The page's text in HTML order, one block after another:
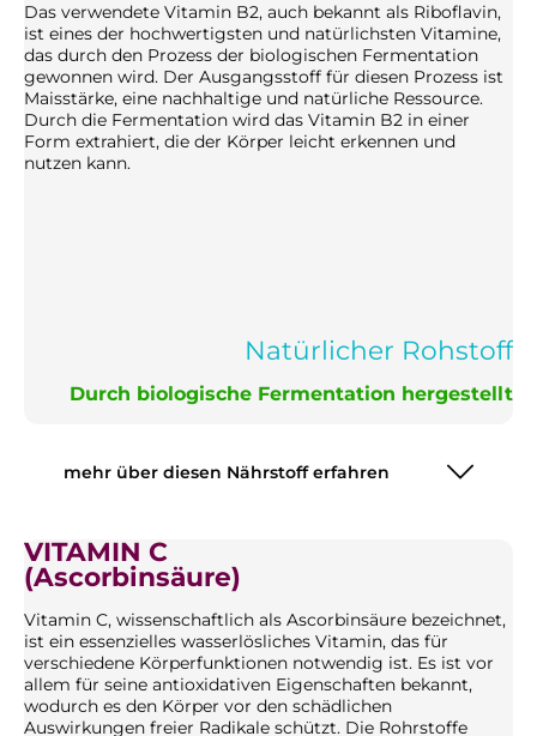
Das verwendete Vitamin B2, auch bekannt als Riboflavin,
ist eines der hochwertigsten und natürlichsten Vitamine,
das durch den Prozess der biologischen Fermentation
gewonnen wird. Der Ausgangsstoff für diesen Prozess ist
Maisstärke, eine nachhaltige und natürliche Ressource.
Durch die Fermentation wird das Vitamin B2 in einer
Form extrahiert, die der Körper leicht erkennen und
nutzen kann.
Natürlicher Rohstoff
Durch biologische Fermentation hergestellt
mehr über diesen Nährstoff erfahren
VITAMIN C
(Ascorbinsäure)
Vitamin C, wissenschaftlich als Ascorbinsäure bezeichnet,
ist ein essenzielles wasserlösliches Vitamin, das für
verschiedene Körperfunktionen notwendig ist. Es ist vor
allem für seine antioxidativen Eigenschaften bekannt,
wodurch es den Körper vor den schädlichen
Auswirkungen freier Radikale schützt. Die Rohrstoffe